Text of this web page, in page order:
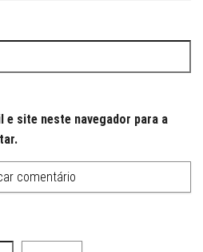
e site neste navegador para a